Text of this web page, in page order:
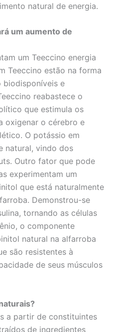
natural de energia.
um aumento de
um Teeccino energia
Teeccino estão na forma
biodisponíveis e
reabastece o
que estimula os
oxigenar o cérebro e
O potássio em
natural, vindo dos
Outro fator que pode
experimentam um
que está naturalmente
Demonstrou-se
tornando as células
o componente
natural na alfarroba
são resistentes à
de seus músculos
a partir de constituintes
de ingredientes